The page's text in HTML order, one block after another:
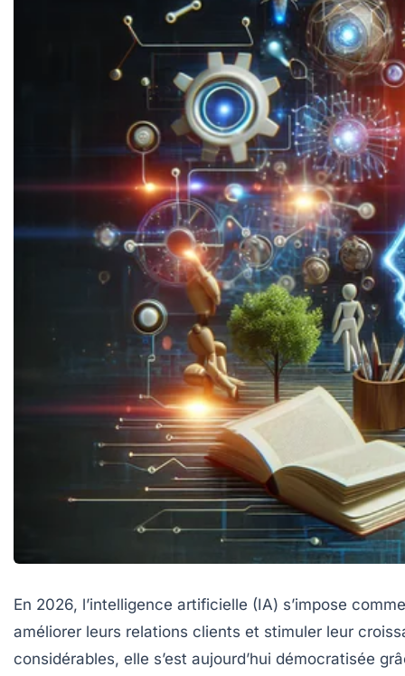
En 2026, l’intelligence artificielle (IA) s’impose
améliorer leurs relations clients et stimuler leur
considérables, elle s’est aujourd’hui démocratisée